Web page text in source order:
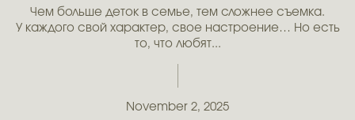
Чем больше деток в семье, тем сложнее съемка.
У каждого свой характер, свое настроение… Но есть
то, что любят...
November 2, 2025